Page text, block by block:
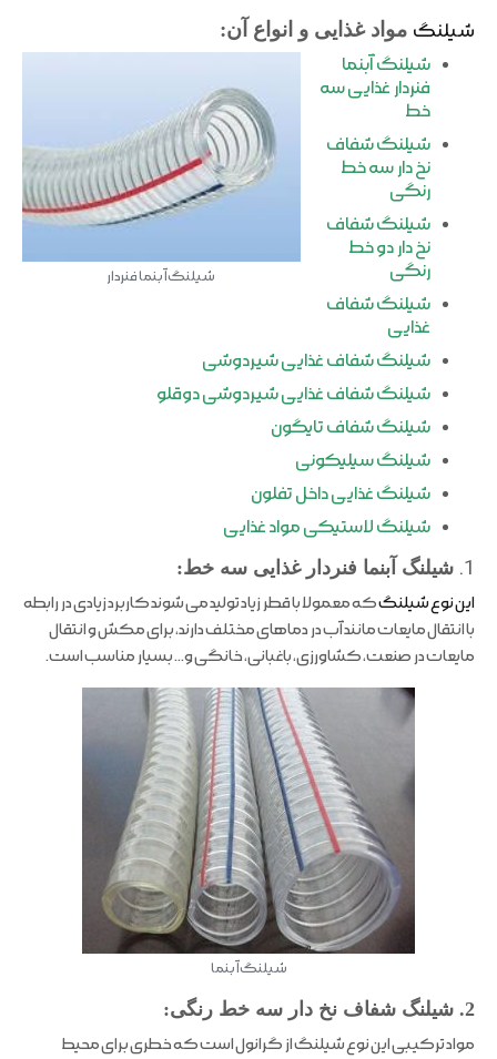
شیلنگ مواد غذایی و انواع آن:
شیلنگ آبنما فنردار
شیلنگ آبنما
فنردار غذایی سه
خط
شیلنگ شفاف
نخ دار سه خط
رنگی
شیلنگ شفاف
نخ دار دو خط
رنگی
شیلنگ شفاف
غذایی
شیلنگ شفاف غذایی شیردوشی
شیلنگ شفاف غذایی شیردوشی دوقلو
شیلنگ شفاف تایگون
شیلنگ سیلیکونی
شیلنگ غذایی داخل تفلون
شیلنگ لاستیکی مواد غذایی
1. شیلنگ آبنما فنردار غذایی سه خط:
این نوع شیلنگکه معمولا با قطر زیاد تولید می شوند کاربرد زیادی در رابطه
با انتقال مایعات مانند آب در دماهای مختلف دارند، برای مکش و انتقال
مایعات در صنعت، کشاورزی، باغبانی، خانگی و… بسیار مناسب است.
شیلنگ آبنما
2. شیلنگ شفاف نخ دار سه خط رنگی:
مواد ترکیبی این نوع شیلنگ از گرانول است که خطری برای محیط